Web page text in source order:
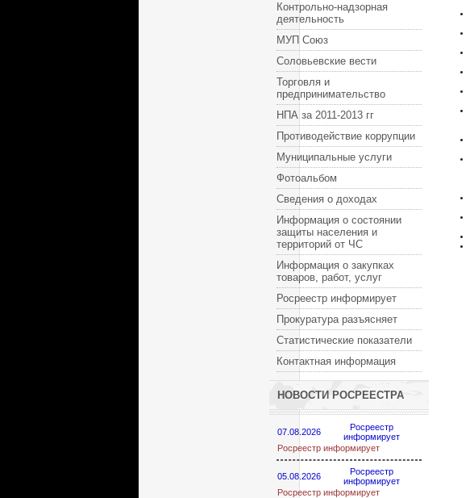
Контрольно-надзорная
деятельность
МУП Союз
Соловьевские вести
Торговля и
предпринимательство
НПА за 2011-2013 гг
Противодействие коррупции
Муниципальные услуги
Фотоальбом
Сведения о доходах
Информация о состоянии
защиты населения и
территорий от ЧС
Информация о закупках
товаров, работ, услуг
Росреестр информирует
Прокуратура разъясняет
Статистические показатели
Контактная информация
НОВОСТИ РОСРЕЕСТРА
07.08.2026
Росреестр
информирует
Росреестр информирует
05.08.2026
Росреестр
информирует
Росреестр информирует